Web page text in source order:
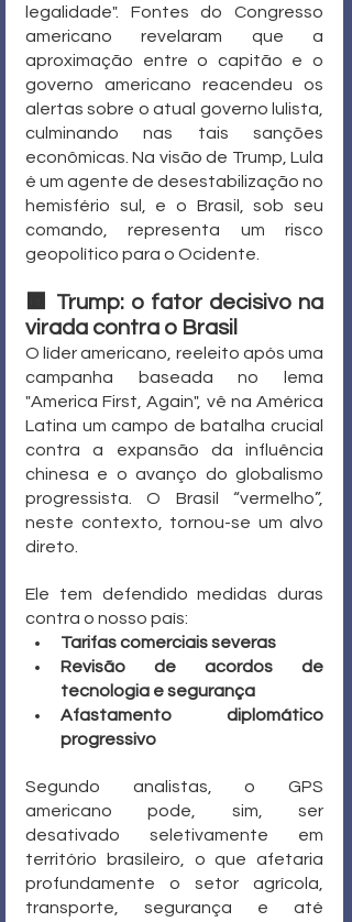
legalidade". Fontes do Congresso
americano revelaram que a
aproximação entre o capitão e o
governo americano reacendeu os
alertas sobre o atual governo lulista,
culminando nas tais sanções
econômicas. Na visão de Trump, Lula
é um agente de desestabilização no
hemisfério sul, e o Brasil, sob seu
comando, representa um risco
geopolítico para o Ocidente.
🟧 Trump: o fator decisivo na
virada contra o Brasil
O líder americano, reeleito após uma
campanha baseada no lema
"America First, Again", vê na América
Latina um campo de batalha crucial
contra a expansão da influência
chinesa e o avanço do globalismo
progressista. O Brasil “vermelho”,
neste contexto, tornou-se um alvo
direto.
Ele tem defendido medidas duras
contra o nosso país:
Tarifas comerciais severas
Revisão de acordos de
tecnologia e segurança
Afastamento diplomático
progressivo
Segundo analistas, o GPS
americano pode, sim, ser
desativado seletivamente em
território brasileiro, o que afetaria
profundamente o setor agrícola,
transporte, segurança e até